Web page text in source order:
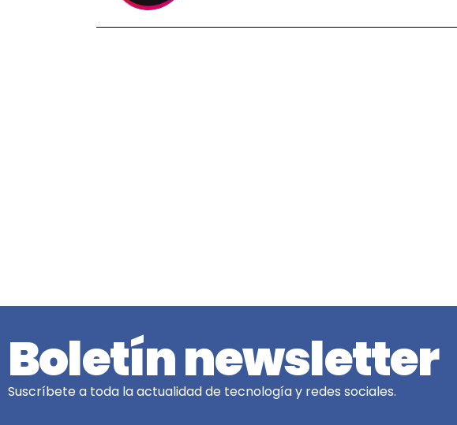
Boletín newsletter
Suscríbete a toda la actualidad de tecnología y redes sociales.